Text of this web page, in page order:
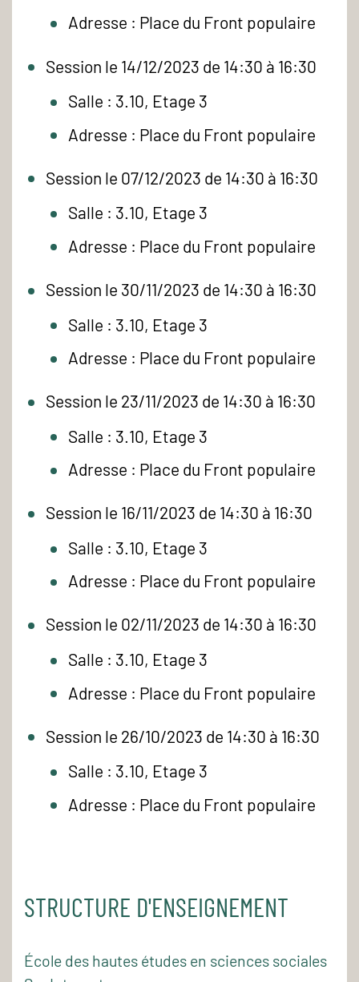
Adresse : Place du Front populaire
Session le 14/12/2023 de 14:30 à 16:30
Salle : 3.10, Etage 3
Adresse : Place du Front populaire
Session le 07/12/2023 de 14:30 à 16:30
Salle : 3.10, Etage 3
Adresse : Place du Front populaire
Session le 30/11/2023 de 14:30 à 16:30
Salle : 3.10, Etage 3
Adresse : Place du Front populaire
Session le 23/11/2023 de 14:30 à 16:30
Salle : 3.10, Etage 3
Adresse : Place du Front populaire
Session le 16/11/2023 de 14:30 à 16:30
Salle : 3.10, Etage 3
Adresse : Place du Front populaire
Session le 02/11/2023 de 14:30 à 16:30
Salle : 3.10, Etage 3
Adresse : Place du Front populaire
Session le 26/10/2023 de 14:30 à 16:30
Salle : 3.10, Etage 3
Adresse : Place du Front populaire
STRUCTURE D'ENSEIGNEMENT
École des hautes études en sciences sociales